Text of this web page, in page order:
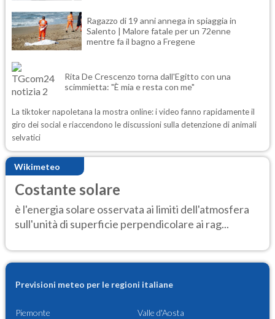
Ragazzo di 19 anni annega in spiaggia in
Salento | Malore fatale per un 72enne
mentre fa il bagno a Fregene
Rita De Crescenzo torna dall'Egitto con una
scimmietta: "È mia e resta con me"
La tiktoker napoletana la mostra online: i video fanno rapidamente il
giro dei social e riaccendono le discussioni sulla detenzione di animali
selvatici
Wikimeteo
Costante solare
è l'energia solare osservata ai limiti dell'atmosfera
sull'unità di superficie perpendicolare ai rag...
Previsioni meteo per le regioni italiane
Piemonte Valle d'Aosta